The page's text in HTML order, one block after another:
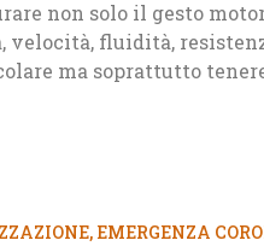
non solo il gesto
velocità, fluidità,
ma soprattutto
, EMERGENZA